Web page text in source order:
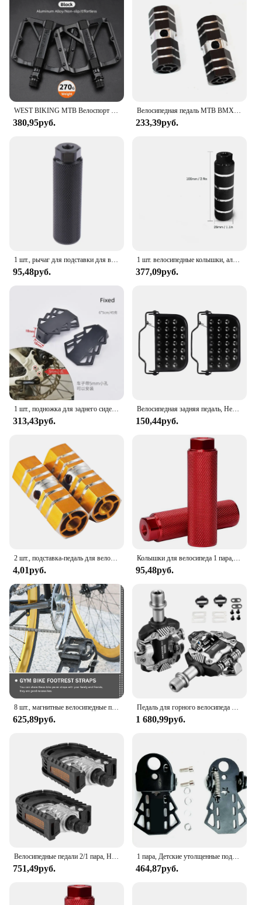
WEST BIKING MTB Велоспорт педали, герметичный подшипник ультралегкий алюминиевый сплав подножка противоскользящая велосипедная Платформа педали запчасти для велосипеда
380,95руб.
Велосипедная педаль MTB BMX, подножка из сплава, Подножка-рычаг, Нескользящие зажимы, передняя и задняя оси, Аксессуары для ног
233,39руб.
1 шт., рычаг для подставки для велосипеда, 3-8 дюймов
95,48руб.
1 шт. велосипедные колышки, алюминиевый сплав, противоскользящая свинцовая ножка для велосипеда BMX, подходит для 3, 8-дюймовых осей, велосипедные колышки, противоскользящие свинцовые колышки для подставки под велосипед
377,09руб.
1 шт., подножка для заднего сиденья велосипеда
313,43руб.
Велосипедная задняя педаль, Нескользящие складные ножные пластины на заднее колесо, 1 пара велосипедных аксессуаров, цельнометаллические педали для подножки
150,44руб.
2 шт., подставка-педаль для велосипеда, из алюминиевого сплава
4,01руб.
Колышки для велосипеда 1 пара, подставки из алюминиевого сплава, Нескользящие, для 3, 8 дюймов осей, велосипедные аксессуары
95,48руб.
8 шт., магнитные велосипедные педали для подножки
625,89руб.
Педаль для горного велосипеда RACEWORK, самоблокирующиеся, SPD, подшипник для горного велосипеда, детали для подножки
1 680,99руб.
Велосипедные педали 2/1 пара, Нескользящие складные подножки для горного велосипеда
751,49руб.
1 пара, Детские утолщенные подножки для горного велосипеда
464,87руб.